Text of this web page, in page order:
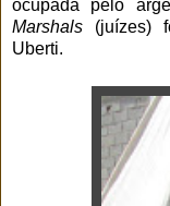
ocupada pelo
Marshals (juízes)
Uberti.